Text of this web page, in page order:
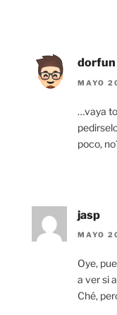
dorfun
MAYO
…vaya
poco,
jasp
MAYO
Oye,
a ver si
Ché,